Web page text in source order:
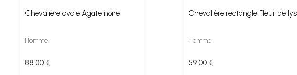
Chevalière ovale Agate noire
Homme
88.00 €
Chevalière rectangle Fleur de lys
Homme
59.00 €